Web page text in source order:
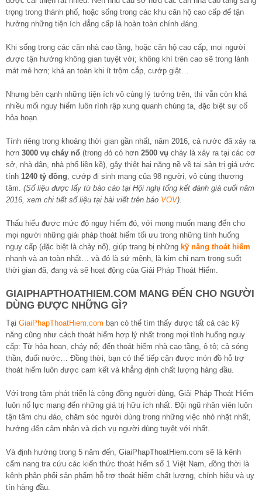
trọng trong thành phố, hoặc sống trong các khu căn hộ cao cấp để tận
hưởng những tiện ích đẳng cấp là hoàn toàn chính đáng.
Khi sống trong các căn nhà cao tầng, hoặc căn hộ cao cấp, mọi người
được tận hưởng không gian tuyệt vời; không khí trên cao sẽ trong lành
mát mẻ hơn; khá an toàn khi ít trộm cắp, cướp giật…
Nhưng bên cạnh những tiện ích vô cùng lý tưởng trên, thì vẫn còn khá
nhiều mối nguy hiểm luôn rình rập xung quanh chúng ta, đặc biệt sự cố
hỏa hoạn.
Tính riêng trong khoảng thời gian gần nhất, năm 2016, cả nước đã xảy ra
hơn 3000 vụ cháy nổ (trong đó có hơn 2500 vụ cháy là xảy ra tại các cơ
sở, nhà dân, nhà phố liền kề), gậy thiệt hại nặng nề về tại sản trị giá ước
tính 1240 tỷ đồng, cướp đi sinh mạng của 98 người, vô cùng thương
tâm. (Số liệu được lấy từ báo cáo tại Hội nghị tổng kết đánh giá cuối năm
2016, xem chi tiết số liệu tại bài viết trên báo VOV).
Thấu hiểu được mức độ nguy hiểm đó, với mong muốn mang đến cho
mọi người những giải pháp thoát hiểm tối ưu trong những tình huống
nguy cấp (đặc biệt là chảy nổ), giúp trang bị những kỹ năng thoát hiểm
nhanh và an toàn nhất… và đó là sứ mệnh, là kim chỉ nam trong suốt
thời gian đã, đang và sẽ hoạt động của Giải Pháp Thoát Hiểm.
GIAIPHAPTHOATHIEM.COM MANG ĐẾN CHO NGƯỜI
DÙNG ĐƯỢC NHỮNG GÌ?
Tại GiaiPhapThoatHiem.com bạn có thể tìm thấy được tất cả các kỹ
năng cũng như cách thoát hiểm hợp lý nhất trong mọi tình huống nguy
cấp: Từ hỏa hoạn, cháy nổ; đến thoát hiểm nhà cao tầng, ô tô; cả sóng
thần, đuối nước… Đồng thời, bạn có thể tiếp cận được món đồ hỗ trợ
thoát hiểm luôn được cam kết và khẳng định chất lượng hàng đầu.
Với trọng tâm phát triển là cộng đồng người dùng, Giải Pháp Thoát Hiểm
luôn nổ lực mang đến những giá trị hữu ích nhất. Đội ngũ nhân viên luôn
tận tâm chu đáo, chăm sóc người dùng trong những việc nhỏ nhặt nhất,
hướng đến cảm nhận và dịch vụ người dùng tuyệt với nhất.
Và định hướng trong 5 năm đến, GiaiPhapThoatHiem.com sẽ là kênh
cẩm nang tra cứu các kiến thức thoát hiểm số 1 Việt Nam, đồng thời là
kênh phân phối sản phẩm hỗ trợ thoát hiểm chất lượng, chính hiệu và uy
tín hàng đầu.